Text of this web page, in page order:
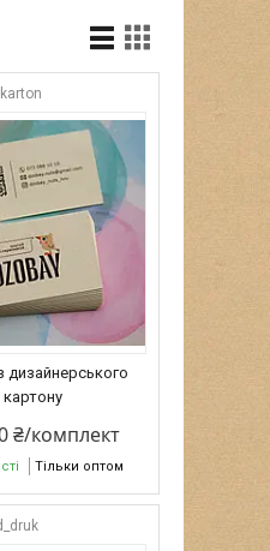
дизайнерського
картону
₴/комплект
Тільки оптом